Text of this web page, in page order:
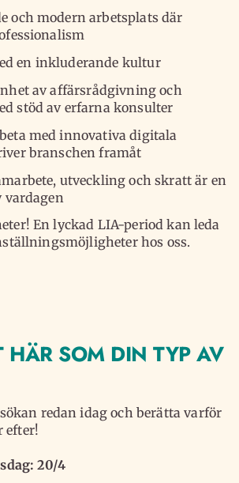
och modern arbetsplats där
en inkluderande kultur
av affärsrådgivning och
stöd av erfarna konsulter
med innovativa digitala
branschen framåt
utveckling och skratt är en
vardagen
En lyckad LIA-period kan leda
hos oss.
HÄR SOM DIN TYP AV
redan idag och berätta varför
efter!
20/4